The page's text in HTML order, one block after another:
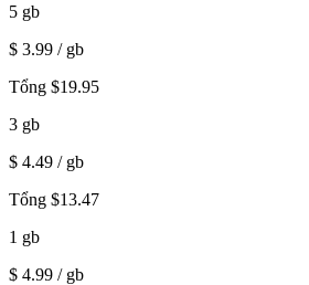
5 gb
$ 3.99 / gb
Tổng $19.95
3 gb
$ 4.49 / gb
Tổng $13.47
1 gb
$ 4.99 / gb